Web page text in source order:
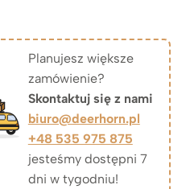
Planujesz większe
zamówienie?
Skontaktuj się z nami
biuro@deerhorn.pl
+48 535 975 875
jesteśmy dostępni 7
dni w tygodniu!